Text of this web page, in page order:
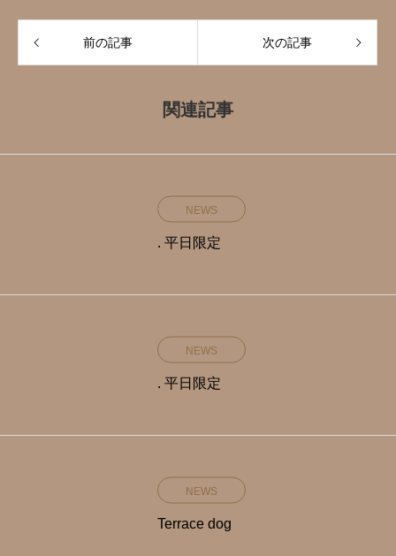
前の記事 次の記事
関連記事
NEWS
. 平日限定️
NEWS
. 平日限定️
NEWS
Terrace dog